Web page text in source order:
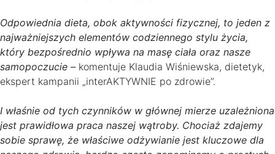
Odpowiednia dieta, obok aktywności fizycznej, to jeden z
najważniejszych elementów codziennego stylu życia,
który bezpośrednio wpływa na masę ciała oraz nasze
samopoczucie – komentuje Klaudia Wiśniewska, dietetyk,
ekspert kampanii „interAKTYWNIE po zdrowie”.
I właśnie od tych czynników w głównej mierze uzależniona
jest prawidłowa praca naszej wątroby. Chociaż zdajemy
sobie sprawę, że właściwe odżywianie jest kluczowe dla